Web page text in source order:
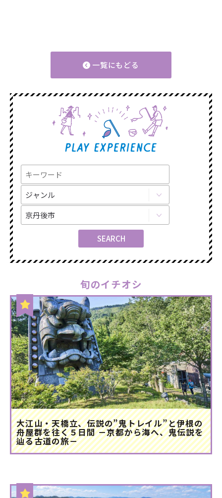
一覧にもどる
旬のイチオシ
大江山・天橋立、伝説の”鬼トレイル”と伊根の
舟屋群を往く５日間 －京都から海へ、鬼伝説を
辿る古道の旅－